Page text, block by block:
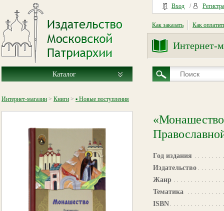
Вход /
Как заказать Как
Интернет-
Каталог
Интернет-магазин > Книги > ▪ Новые поступления
Год издания
Издательство
Жанр
Тематика
ISBN